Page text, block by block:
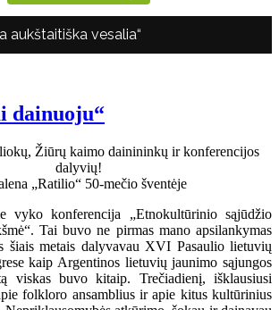
aukštaitiška vesalia“
dainuoju“
vyko konferencija „Etnokultūrinio sąjūdžio
Tai buvo ne pirmas mano apsilankymas
šiais metais dalyvavau XVI Pasaulio lietuvių
kaip Argentinos lietuvių jaunimo sąjungos
viskas buvo kitaip. Trečiadienį, išklausiusi
folkloro ansamblius ir apie kitus kultūrinius